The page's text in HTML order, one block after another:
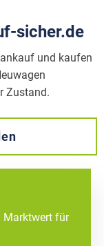
Marktwert für
sicher.de
und kaufen
Zustand.